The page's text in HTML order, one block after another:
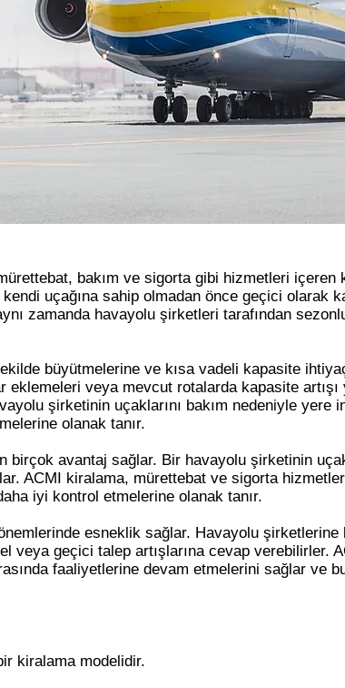
bakım ve sigorta gibi hizmetleri içeren
uçağına sahip olmadan önce geçici olarak
zamanda havayolu şirketleri tarafından
büyütmelerine ve kısa vadeli kapasite
veya mevcut rotalarda kapasite artışı
şirketinin uçaklarını bakım nedeniyle yere
olanak tanır.
avantaj sağlar. Bir havayolu şirketinin
ACMI kiralama, mürettebat ve sigorta
iyi kontrol etmelerine olanak tanır.
esneklik sağlar. Havayolu şirketlerine
veya geçici talep artışlarına cevap verebilirler.
faaliyetlerine devam etmelerini sağlar ve
kiralama modelidir.